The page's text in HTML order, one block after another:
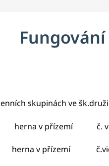
Fungování
skupinách ve
v přízemí č.
herna v přízemí